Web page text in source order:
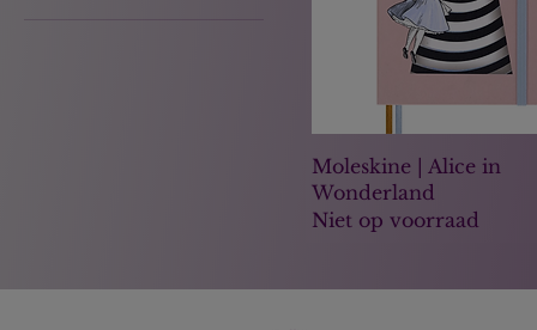
Moleskine | Alice in
Wonderland
Niet op voorraad